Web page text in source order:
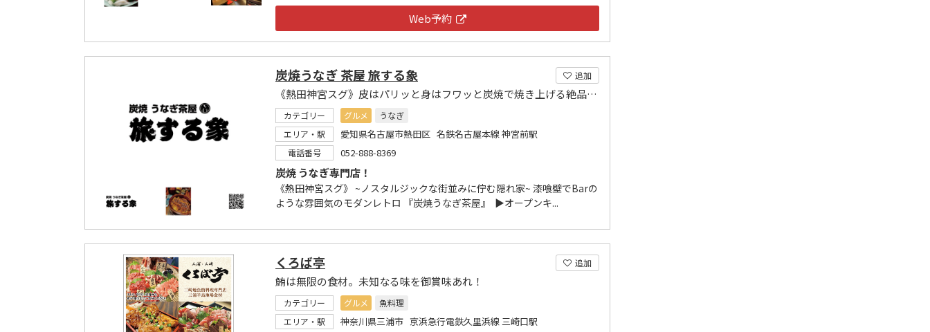
Web予約
追加
炭焼うなぎ 茶屋 旅する象
《熱田神宮スグ》皮はパリッと身はフワッと炭焼で焼き上げる絶品うなぎ!
カテゴリー グルメ
うなぎ
エリア・駅
愛知県名古屋市熱田区 名鉄名古屋本線 神宮前駅
電話番号 052-888-8369
炭焼 うなぎ専門店！
《熱田神宮スグ》 ~ノスタルジックな街並みに佇む隠れ家~ 漆喰壁でBarの
ような雰囲気のモダンレトロ 『炭焼うなぎ茶屋』 ⁡ ▶︎オープンキ...
追加
くろば亭
鮪は無限の食材。未知なる味を御賞味あれ！
カテゴリー グルメ
魚料理
エリア・駅
神奈川県三浦市 京浜急行電鉄久里浜線 三崎口駅